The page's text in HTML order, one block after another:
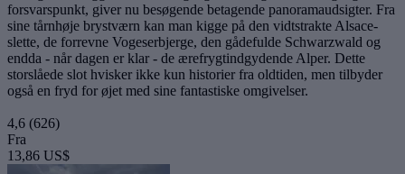
forsvarspunkt, giver nu besøgende betagende panoramaudsigter. Fra
sine tårnhøje brystværn kan man kigge på den vidtstrakte Alsace-
slette, de forrevne Vogeserbjerge, den gådefulde Schwarzwald og
endda - når dagen er klar - de ærefrygtindgydende Alper. Dette
storslåede slot hvisker ikke kun historier fra oldtiden, men tilbyder
også en fryd for øjet med sine fantastiske omgivelser.
4,6 (626)
Fra
13,86 US$